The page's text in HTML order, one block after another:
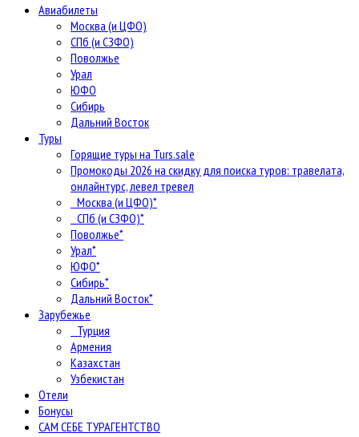
Авиабилеты
Москва (и ЦФО)
СПб (и СЗФО)
Поволжье
Урал
ЮФО
Сибирь
Дальний Восток
Туры
Горящие туры на Turs.sale
Промокоды 2026 на скидку для поиска туров: травелата,
онлайнтурс, левел тревел
Москва (и ЦФО)*
СПб (и СЗФО)*
Поволжье*
Урал*
ЮФО*
Сибирь*
Дальний Восток*
Зарубежье
Турция
Армения
Казахстан
Узбекистан
Отели
Бонусы
САМ СЕБЕ ТУРАГЕНТСТВО